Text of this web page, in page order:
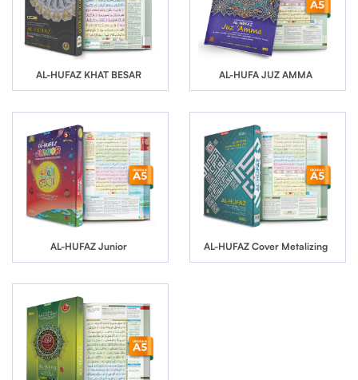
AL-HUFAZ KHAT BESAR AL-HUFA JUZ AMMA
AL-HUFAZ Junior AL-HUFAZ Cover Metalizing